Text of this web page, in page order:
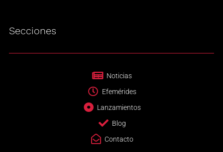
Secciones
Noticias
Efemérides
Lanzamientos
Blog
Contacto